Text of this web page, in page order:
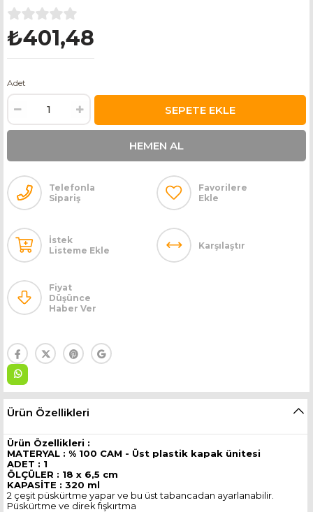
₺401,48
Adet
Telefonla
Sipariş
Favorilere
Ekle
İstek
Listeme Ekle
Karşılaştır
Fiyat
Düşünce
Haber Ver
Ürün Özellikleri
Ürün Özellikleri :
MATERYAL : % 100 CAM - Üst plastik kapak ünitesi
ADET : 1
ÖLÇÜLER : 18 x 6,5 cm
KAPASİTE : 320 ml
2 çeşit püskürtme yapar ve bu üst tabancadan ayarlanabilir.
Püskürtme ve direk fışkırtma